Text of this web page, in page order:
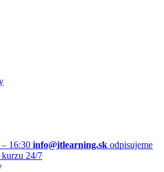
16:30 info@itlearning.sk odpisujeme
kurzu 24/7